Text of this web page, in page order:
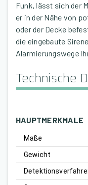
Funk, lässt sich der
er in der Nähe von
oder der Decke
die eingebaute
Alarmierungswege
Technische
HAUPTMERKMALE
Maße
Gewicht